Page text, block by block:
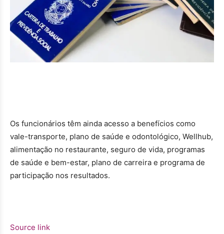
Os funcionários têm ainda acesso a benefícios como
vale-transporte, plano de saúde e odontológico, Wellhub,
alimentação no restaurante, seguro de vida, programas
de saúde e bem-estar, plano de carreira e programa de
participação nos resultados.
Source link